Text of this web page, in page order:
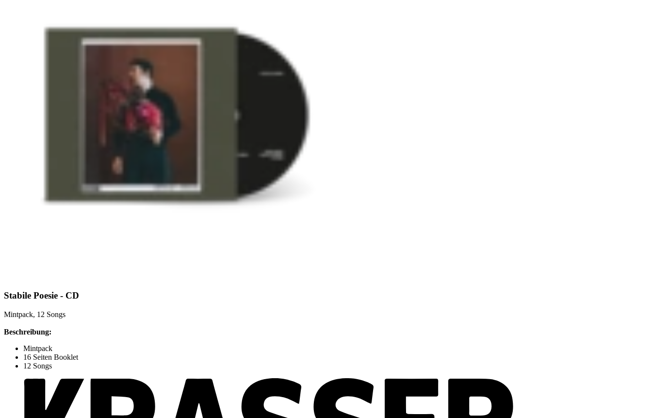
Stabile Poesie - CD
Mintpack, 12 Songs
Beschreibung:
Mintpack
16 Seiten Booklet
12 Songs